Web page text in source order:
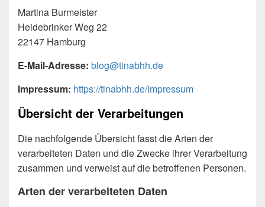
Martina Burmeister
Heidebrinker Weg 22
22147 Hamburg
E-Mail-Adresse: blog@tinabhh.de
Impressum: https://tinabhh.de/Impressum
Übersicht der Verarbeitungen
Die nachfolgende Übersicht fasst die Arten der
verarbeiteten Daten und die Zwecke ihrer Verarbeitung
zusammen und verweist auf die betroffenen Personen.
Arten der verarbeiteten Daten